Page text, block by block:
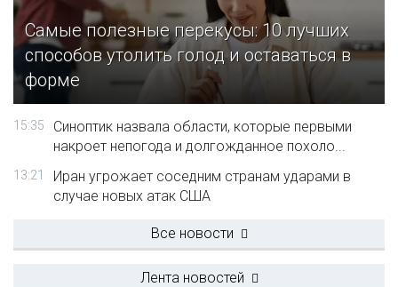
Самые полезные перекусы: 10 лучших
способов утолить голод и оставаться в
форме
15:35
Синоптик назвала области, которые первыми
накроет непогода и долгожданное похоло...
13:21
Иран угрожает соседним странам ударами в
случае новых атак США
Все новости
Лента новостей